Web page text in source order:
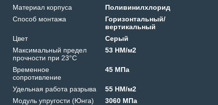
Материал корпуса
Поливинилхлорид
Способ монтажа
Горизонтальный/
вертикальный
Цвет
Серый
Максимальный предел
прочности при 23°C
53 HM/м2
Временное
сопротивление
45 МПа
Удельная работа разрыва
55 HM/м2
Модуль упругости (Юнга)
3060 МПа